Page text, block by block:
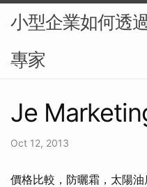
小型企業如何透
專家
Je
Oct 12, 2013
價格比較，防曬霜，太陽